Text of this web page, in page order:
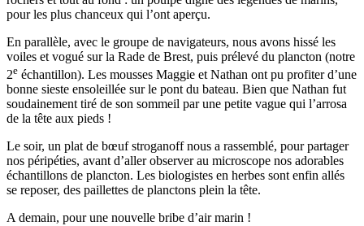
pour les plus chanceux qui l’ont aperçu.
En parallèle, avec le groupe de navigateurs, nous avons hissé les
voiles et vogué sur la Rade de Brest, puis prélevé du plancton (notre
2e échantillon). Les mousses Maggie et Nathan ont pu profiter d’une
bonne sieste ensoleillée sur le pont du bateau. Bien que Nathan fut
soudainement tiré de son sommeil par une petite vague qui l’arrosa
de la tête aux pieds !
Le soir, un plat de bœuf stroganoff nous a rassemblé, pour partager
nos péripéties, avant d’aller observer au microscope nos adorables
échantillons de plancton. Les biologistes en herbes sont enfin allés
se reposer, des paillettes de planctons plein la tête.
A demain, pour une nouvelle bribe d’air marin !